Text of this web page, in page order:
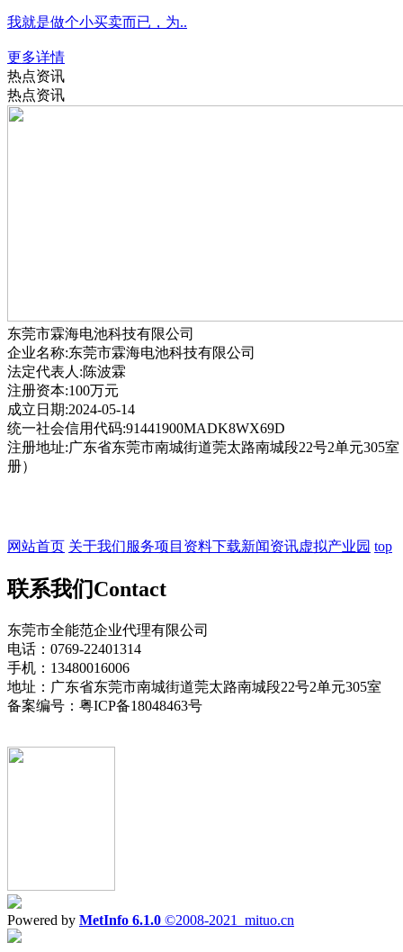
我就是做个小买卖而已，为..
更多详情
热点资讯
热点资讯
东莞市霖海电池科技有限公司
企业名称:东莞市霖海电池科技有限公司
法定代表人:陈波霖
注册资本:100万元
成立日期:2024-05-14
统一社会信用代码:91441900MADK8WX69D
注册地址:广东省东莞市南城街道莞太路南城段22号2单元305
册）
网站首页 关于我们服务项目 资料下载新闻资讯虚拟产业园 top
联系我们Contact
东莞市全能范企业代理有限公司
电话：0769-22401314
手机：13480016006
地址：广东省东莞市南城街道莞太路南城段22号2单元305室
备案编号：粤ICP备18048463号
Powered by MetInfo 6.1.0 ©2008-2021 mituo.cn